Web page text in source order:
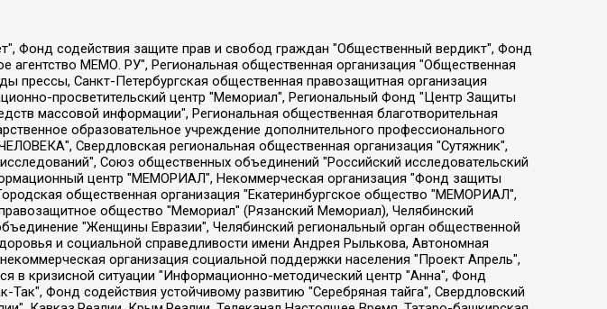
"ЗП", Иванова София Юрьевна, Карезина Инна Павловна, Кильтау Екатерина Викторовна, Петров Алексей Викторович, Пискунов Сергей Евгеньевич, Смирнов Сергей Сергеевич, Тихонов Михаил Сергеевич, Общество с ограниченной ответственностью "ЖУРНАЛИСТ-ИНОСТРАННЫЙ АГЕНТ", Арапова Галина Юрьевна, Вольтская Татьяна Анатольевна, Американская компания "Mason G.E.S. Anonymous Foundation" (США), являющаяся владельцем интернет-издания https://mnews.world/, Компания "Stichting Bellingcat", зарегистрированная в Нидерландах (дата регистрации 11.07.2018), Захаров Андрей Вячеславович, Клепиковская Екатерина Дмитриевна, Общество с ограниченной ответственностью "МЕМО", Перл Роман Александрович, Симонов Евгений Алексеевич, Соловьева Елена Анатольевна, Сотников Даниил Владимирович, Сурначева Елизавета Дмитриевна, Автономная некоммерческая организация по защите прав человека и информированию населения "Якутия – Наше Мнение", Общество с ограниченной ответственностью "Москоу диджитал медиа", с 26.01.2023 Общество с ограниченной ответственностью "Чайка Белые сады", Ветошкина Валерия Валерьевна, Заговора Максим Александрович, Межрегиональное общественное движение "Российская ЛГБТ - сеть", Оленичев Максим Владимирович, Павлов Иван Юрьевич, Скворцова Елена Сергеевна, Общество с ограниченной ответственностью "Как бы инагент", Кочетков Игорь Викторович, Общество с ограниченной ответственностью "Честные выборы", Еланчик Олег Александрович, Общество с ограниченной ответственностью "Нобелевский призыв", Гималова Регина Эмилевна, Григорьев Андрей Валерьевич, Григорьева Алина Александровна, Ассоциация по содействию защите прав призывников, альтернативнослужащих и военнослужащих "Правозащитная группа "Гражданин.Армия.Право", Хисамова Регина Фаритовна, Автономная некоммерческая организация по реализации социально-правовых программ "Лилит", Дальневосточное общественное движение "Маяк", Санкт-Петербургская ЛГБТ-инициативная группа "Выход", Инициативная группа ЛГБТ+ "Реверс", Алексеев Андрей Викторович, Бекбулатова Таисия Львовна, Беляев Иван Михайлович, Владыкина Елена Сергеевна, Гельман Марат Александрович, Никульшина Вероника Юрьевна, Толоконникова Надежда Андреевна, Шендерович Виктор Анатольевич, Общество с ограниченной ответственностью "Данное сообщение", Общество с ограниченной ответственностью Издательский дом "Новая глава", Айнбиндер Александра Александровна, Московский комьюнити-центр для ЛГБТ+инициатив, Благотворительный фонд развития филантропии, Deutsche Welle (Германия, Kurt-Schumacher-Strasse 3, 53113 Bonn), Борзунова Мария Михайловна, Воробьев Виктор Викторович, Голубева Анна Львовна, Константинова Алла Михайловна, Малкова Ирина Владимировна, Мурадов Мурад Абдулгалимович, Осетинская Елизавета Николаевна, Понасенков Евгений Николаевич, Ганапольский Матвей Юрьевич, Киселев Евгений Алексеевич, Борухович Ирина Григорьевна, Дремин Иван Тимофеевич, Дубровский Дмитрий Викторович, Красноярская региональная общественная организация поддержки и развития альтернативных образовательных технологий и межкультурных коммуникаций "ИНТЕРРА", Маяковская Екатерина Алексеевна, Фейгин Марк Захарович, Филимонов Андрей Викторович, Дзугкоева Регина Николаевна, Доброхотов Роман Александрович, Дудь Юрий Александрович, Елкин Сергей Владимирович, Кругликов Кирилл Игоревич, Сабунаева Мария Леонидовна, Семенов Алексей Владимирович, Шаинян Карен Багратович, Шульман Екатерина Михайловна, Асафьев Артур Валерьевич, Вахштайн Виктор Семенович, Венедиктов Алексей Алексеевич, Лушникова Екатерина Евгеньевна, Волков Леонид Михайлович, Невзоров Александр Глебович, Пархоменко Сергей Борисович, Сироткин Ярослав Николаевич, Кара-Мурза Владимир Владимирович, Баранова Наталья Владимировна, Гозман Леонид Яковлевич, Кагарлицкий Борис Юльевич, Климарев Михаил Валерьевич, Милов Владимир Станиславович, Автономная некоммерческая организация Краснодарский центр современного искусства "Типография", Моргенштерн Алишер Тагирович, Соболь Любовь Эдуардовна, Общество с ограниченной ответственностью "ЛИЗА НОРМ", Каспаров Гарри Кимович, Ходорковский Михаил Борисович, Общество с ограниченной ответственностью "Апрельские тезисы", Данилович Ирина Брониславовна, Кашин Олег Владимирович, Петров Николай Владимирович, Пивоваров Алексей Владимирович, Соколов Михаил Владимирович, Цветкова Юлия Владимировна, Чичваркин Евгений Александрович, Комитет против пыток/Команда против пыток, Общество с ограниченной ответственностью "Первый научный", Общество с ограниченной ответственностью "Вертолет и ко", Белоцерковская Вероника Борисовна, Кац Максим Евгеньевич, Лазарева Татьяна Юрьевна, Шаведдинов Руслан Табризович, Яшин Илья Валерьевич, Общество с ограниченной ответственностью "Иноагент ААВ", Алешковский Дмитрий Петрович, Альбац Евгения Марковна, Быков Дмитрий Львович, Галямина Юлия Евгеньевна, Лойко Сергей Леонидович, Мартынов Кирилл Константинович, Медведев Сергей Александрович, Крашенинников Федор Геннадиевич, Гордеева Катерина Вл